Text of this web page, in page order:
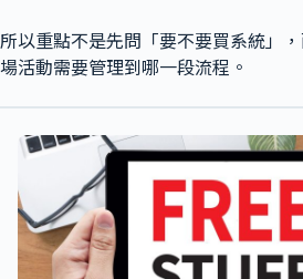
所以重點不是先問「要不要買系統」
場活動需要管理到哪一段流程。